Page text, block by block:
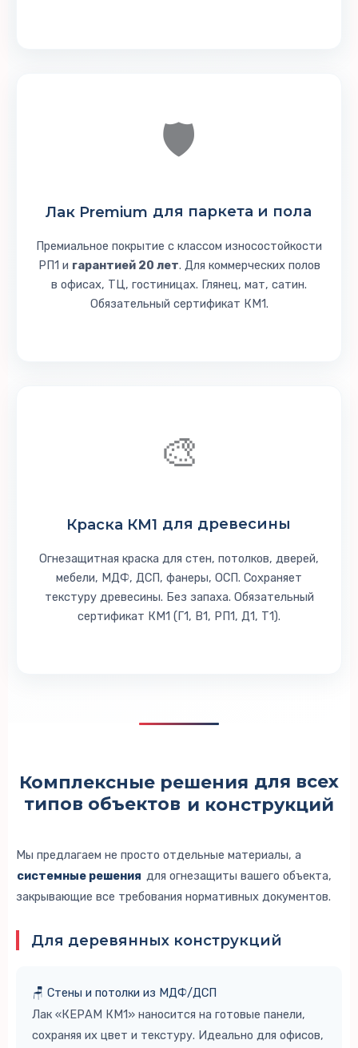
🛡️
Лак Premium для паркета и пола
Премиальное покрытие с классом износостойкости
РП1 и гарантией 20 лет. Для коммерческих полов
в офисах, ТЦ, гостиницах. Глянец, мат, сатин.
Обязательный сертификат КМ1.
🎨️
Краска КМ1 для древесины
Огнезащитная краска для стен, потолков, дверей,
мебели, МДФ, ДСП, фанеры, ОСП. Сохраняет
текстуру древесины. Без запаха. Обязательный
сертификат КМ1 (Г1, В1, РП1, Д1, Т1).
Комплексные решения для всех
типов объектов и конструкций
Мы предлагаем не просто отдельные материалы, а
системные решения для огнезащиты вашего объекта,
закрывающие все требования нормативных документов.
Для деревянных конструкций
🪑 Стены и потолки из МДФ/ДСП
Лак «КЕРАМ КМ1» наносится на готовые панели,
сохраняя их цвет и текстуру. Идеально для офисов,